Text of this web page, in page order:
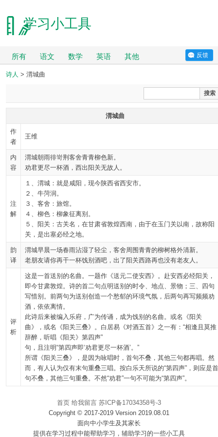
学习小工具
所有 语文 数学 英语 其他 反馈
诗人 > 渭城曲
搜索
渭城曲
作
者
王维
内
容
渭城朝雨徘岢荆客舍青青柳色新。
劝君更尽一杯酒，西出阳关无故人。
注
解
１、渭城：就是咸阳，现今陕西省西安市。
２、牛菏润。
３、客舍：旅馆。
４、柳色：柳象征离别。
５、阳关：古关名，在甘肃省敦煌西南，由于在玉门关以南，故称阳
关，是出塞必经之地。
韵
译
渭城早晨一场春雨沾湿了轻尘，客舍周围青青的柳树格外清新。
老朋友请你再干一杯饯别酒吧，出了阳关西路再也没有老友人。
评
析
这是一首送别的名曲。一题作《送元二使安西》。赴安西必经阳关，
即今甘肃敦煌。诗的首二句点明送别的时令、地点、景物；三、四句
写惜别。前两句为送别创造一个愁郁的环境气氛，后两句再写频频劝
酒，依依离情。
此诗后来被编入乐府，广为传诵，成为饯别的名曲。或名《阳关
曲》，或名《阳关三叠》。白居易《对酒五首》之一有：“相逢且莫推
辞醉，听唱《阳关》第四声”
句，且注明“第四声即‘劝君更尽一杯酒’。”
所谓《阳关三叠》，是因为咏唱时，首句不叠，其他三句都再唱。然
而，有人认为仅有末句重叠三唱。按白乐天所说的“第四声”，则应是首
句不叠，其他三句重叠。不然“劝君”一句不可能为“第四声”。
首页 给我留言 苏ICP备17034358号-3
Copyright © 2017-2019 Version 2019.08.01
面向中小学生及其家长
提供在学习过程中能帮助学习，辅助学习的一些小工具